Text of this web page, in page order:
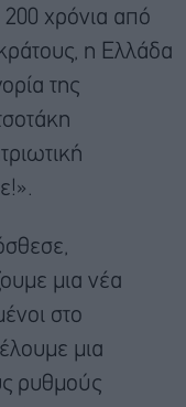
200 χρόνια από
η Ελλάδα
της
μια νέα
στο
μια
ρυθμούς